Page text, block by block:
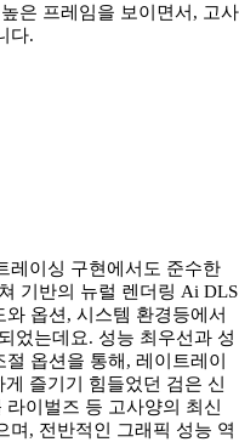
은 프레임을 보이면서, 고사
다.
레이싱 구현에서도 준수한
기반의 뉴럴 렌더링 Ai DLS
옵션, 시스템 환경등에서
었는데요. 성능 최우선과 성
옵션을 통해, 레이트레이
즐기기 힘들었던 검은 신
이벌즈 등 고사양의 최신
며, 전반적인 그래픽 성능 역